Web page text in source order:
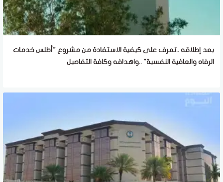
بعد إطلاقه ..تعرف على كيفية الاستفادة من مشروع "أطلس خدمات
الرفاه والعافية النفسية" ..واهدافه وكافة التفاصيل